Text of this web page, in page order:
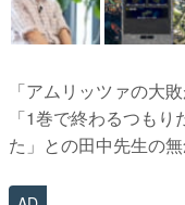
「アムリッツァの大
「1巻で終わるつも
た」との田中先生の